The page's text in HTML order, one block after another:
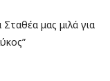
μας μιλά για